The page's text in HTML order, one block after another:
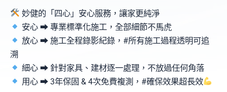
妙健的「四心」安心服務，讓家更純淨
安心 ⮕ 專業標準化施工，全部細節不馬虎
放心 ⮕ 施工全程錄影紀錄，#所有施工過程透明可追
溯
細心 ⮕ 針對家具、建材逐一處理，不放過任何角落
用心 ⮕ 3年保固 & 4次免費複測，#確保效果超長效